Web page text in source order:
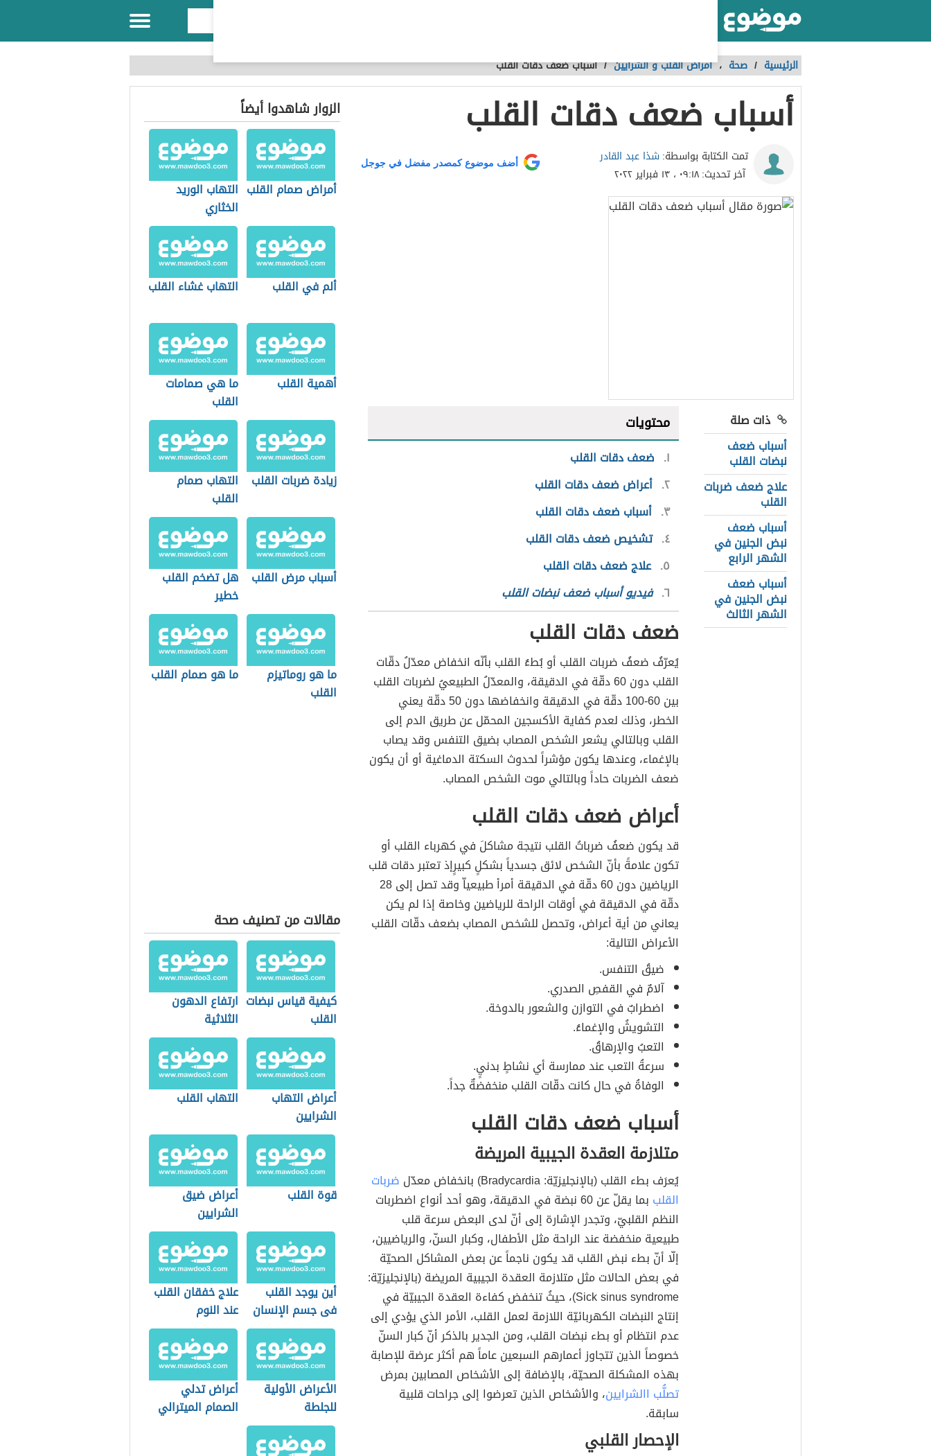
الرئيسية / صحة ،أمراض القلب و الشرايين /أسباب ضعف دقات القلب
أسباب ضعف دقات القلب
تمت الكتابة بواسطة:شذا عبد القادر
آخر تحديث:٠٩:١٨ ، ١٣ فبراير ٢٠٢٢
أضف موضوع كمصدر مفضل في جوجل
ذات صلة
أسباب ضعف
نبضات القلب
علاج ضعف ضربات
القلب
أسباب ضعف
نبض الجنين في
الشهر الرابع
أسباب ضعف
نبض الجنين في
الشهر الثالث
محتويات
١ ضعف دقات القلب
٢ أعراض ضعف دقات القلب
٣ أسباب ضعف دقات القلب
٤ تشخيص ضعف دقات القلب
٥ علاج ضعف دقات القلب
٦ فيديو أسباب ضعف نبضات القلب
ضعف دقات القلب
يُعرّفُ ضعفُ ضربات القلب أو بُطءُ القلب بأنّه انخفاض معدّلُ دقّات
القلب دون 60 دقّة في الدقيقة، والمعدّلُ الطبيعيُ لضربات القلب
بين 60-100 دقّة في الدقيقة وانخفاضها دون 50 دقّة يعني
الخطر، وذلك لعدم كفاية الأكسجين المحمّل عن طريق الدم إلى
القلب وبالتالي يشعر الشخص المصاب بضيق التنفس وقد يصاب
بالإغماء، وعندها يكون مؤشراً لحدوث السكتة الدماغية أو أن يكون
ضعف الضربات حاداً وبالتالي موت الشخص المصاب.
أعراض ضعف دقات القلب
قد يكون ضعفُ ضرباتُ القلب نتيجة مشاكلَ في كهرباء القلب أو
تكون علامةً بأنّ الشخص لائق جسدياً بشكلٍ كبيرٍإذ تعتبر دقات قلب
الرياضين دون 60 دقّة في الدقيقة أمرأ طبيعياّ وقد تصل إلى 28
دقّة في الدقيقة في أوقات الراحة للرياضين وخاصة إذا لم يكن
يعاني من أية أعراض، وتحصل للشخص المصاب بضعف دقّات القلب
الأعراض التالية:
ضيقُ التنفس.
آلامٌ في القفصِ الصدري.
اضطرابٌ في التوازن والشعور بالدوخة.
التشويشُ والإغماءُ.
التعبُ والإرهاقُ.
سرعةُ التعب عند ممارسة أي نشاطٍ بدنيٍ.
الوفاةُ في حال كانت دقّات القلب منخفضةٌ جداً.
أسباب ضعف دقات القلب
متلازمة العقدة الجيبية المريضة
يُعرَف بطء القلب (بالإنجليزيّة: Bradycardia) بانخفاض معدّل
ضربات
القلب
بما يقلّ عن 60 نبضة في الدقيقة، وهو أحد أنواع اضطربات
النظم القلبيّ، وتجدر الإشارة إلى أنّ لدى البعض سرعة قلب
طبيعية منخفضة عند الراحة مثل الأطفال، وكبار السنّ، والرياضيين،
إلّا أنّ بطء نبض القلب قد يكون ناجماً عن بعض المشاكل الصحيّة
في بعض الحالات مثل متلازمة العقدة الجيبية المريضة (بالإنجليزيّة:
Sick sinus syndrome)، حيثُ تنخفض كفاءة العقدة الجيبيّة في
إنتاج النبضات الكهربائيّة اللازمة لعمل القلب، الأمر الذي يؤدي إلى
عدم انتظام أو بطء نبضات القلب، ومن الجدير بالذكر أنّ كبار السنّ
خصوصاً الذين تتجاوز أعمارهم السبعين عاماً هم أكثر عرضة للإصابة
بهذه المشكلة الصحيّة، بالإضافة إلى الأشخاص المصابين بمرض
تصلُّب االشرايين، والأشخاص الذين تعرضوا إلى جراحات قلبية
سابقة.
الإحصار القلبي
الزوار شاهدوا أيضاً
أمراض صمام القلب التهاب الوريد
الخثاري
ألم في القلب التهاب غشاء القلب
أهمية القلب
ما هي صمامات
القلب
زيادة ضربات القلب
التهاب صمام
القلب
أسباب مرض القلب
هل تضخم القلب
خطير
ما هو روماتيزم
القلب
ما هو صمام القلب
مقالات من تصنيف صحة
كيفية قياس نبضات
القلب
ارتفاع الدهون
الثلاثية
أعراض التهاب
الشرايين
التهاب القلب
قوة القلب
أعراض ضيق
الشرايين
أين يوجد القلب
فى جسم الإنسان
علاج خفقان القلب
عند النوم
الأعراض الأولية
للجلطة
أعراض تدلي
الصمام الميترالي